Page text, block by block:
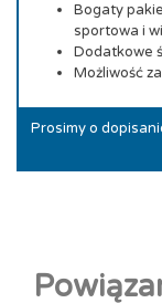
Bogaty
sportowa i
Dodatkowe
Możliwość
Prosimy o